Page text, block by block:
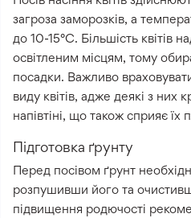
загроза заморозків, а
до 10-15°C. Більшість квітів
освітленим місцям, тому
посадки. Важливо
виду квітів, адже деякі з них
напівтіні, що також сприяє їх
Підготовка ґрунту
Перед посівом ґрунт
розпушивши його та
підвищення родючості